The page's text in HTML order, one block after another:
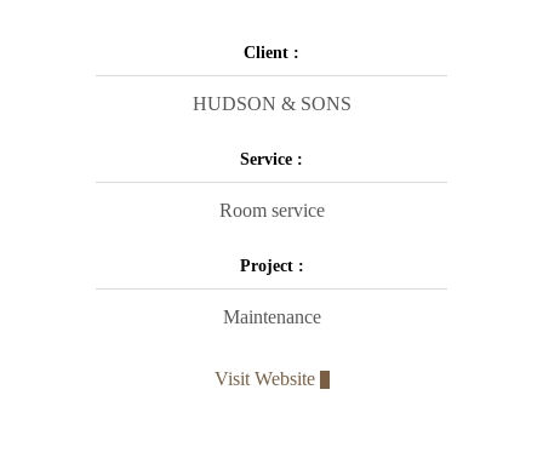
Client :
HUDSON & SONS
Service :
Room service
Project :
Maintenance
Visit Website